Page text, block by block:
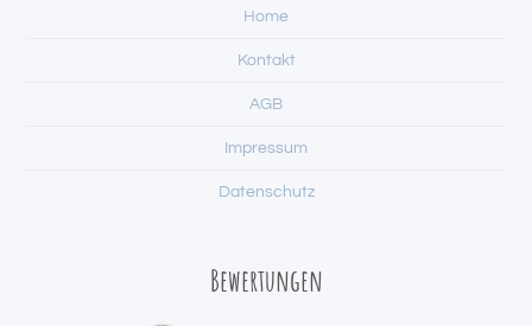
Home
Kontakt
AGB
Impressum
Datenschutz
Bewertungen